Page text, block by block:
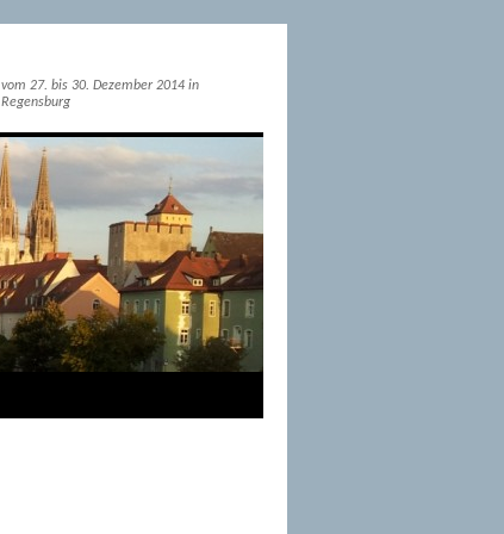
vom 27. bis 30. Dezember 2014 in
Regensburg